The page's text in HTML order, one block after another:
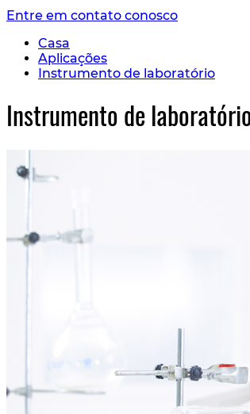
Entre em contato conosco
Casa
Aplicações
Instrumento de laboratório
Instrumento de